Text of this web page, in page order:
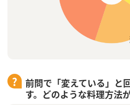
前問で「変えている」と
す。どのような料理方法